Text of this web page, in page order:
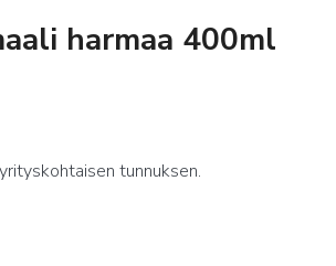
harmaa 400ml
tunnuksen.